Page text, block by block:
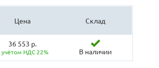
Цена Склад
36 553 р.
учётом НДС 22% В наличии